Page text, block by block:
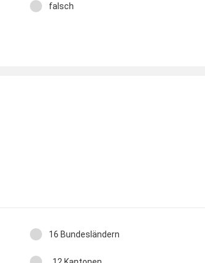
falsch
16 Bundesländern